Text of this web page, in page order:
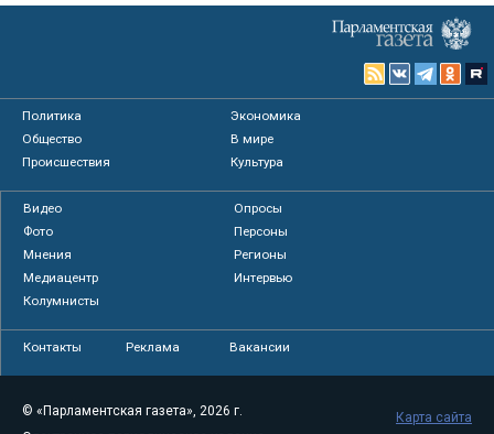
Политика
Экономика
Общество
В мире
Происшествия
Культура
Видео
Опросы
Фото
Персоны
Мнения
Регионы
Медиацентр
Интервью
Колумнисты
Контакты Реклама Вакансии
© «Парламентская газета», 2026 г.
Карта сайта